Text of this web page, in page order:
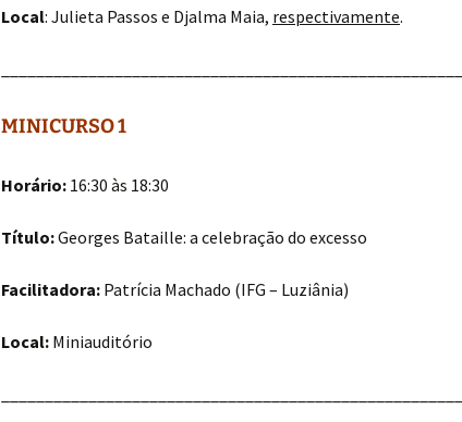
Local: Julieta Passos e Djalma Maia, respectivamente.
MINICURSO 1
Horário: 16:30 às 18:30
Título:Georges Bataille: a celebração do excesso
Facilitadora: Patrícia Machado (IFG – Luziânia)
Local: Miniauditório